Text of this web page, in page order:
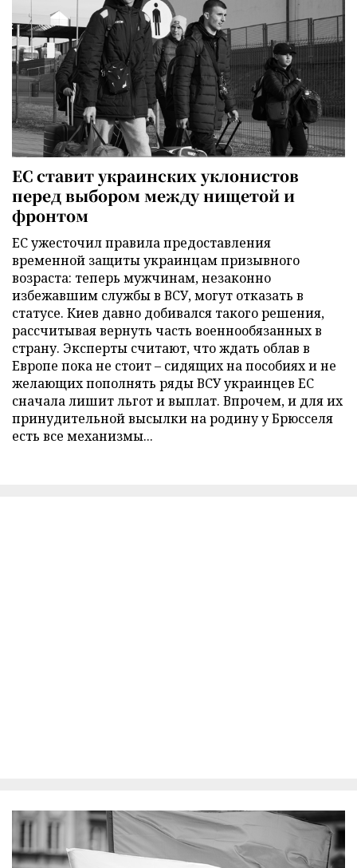
ЕС ставит украинских уклонистов
перед выбором между нищетой и
фронтом
ЕС ужесточил правила предоставления
временной защиты украинцам призывного
возраста: теперь мужчинам, незаконно
избежавшим службы в ВСУ, могут отказать в
статусе. Киев давно добивался такого решения,
рассчитывая вернуть часть военнообязанных в
страну. Эксперты считают, что ждать облав в
Европе пока не стоит – сидящих на пособиях и не
желающих пополнять ряды ВСУ украинцев ЕС
сначала лишит льгот и выплат. Впрочем, и для их
принудительной высылки на родину у Брюсселя
есть все механизмы...